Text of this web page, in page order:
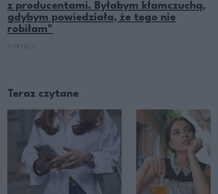
z producentami. Byłabym kłamczuchą,
gdybym powiedziała, że tego nie
robiłam"
Teraz czytane